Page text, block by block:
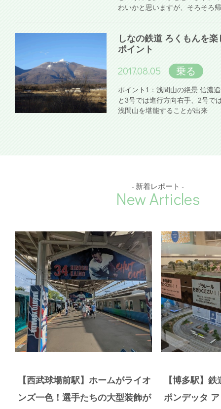
わいかと思いますが、そろそろ
しなの鉄道 ろくもんを
ポイント
2017.08.05 乗る
ポイント1：浅間山の絶景 信濃
と3号では進行方向右手、2号で
浅間山を堪能することが出来
- 新着レポート -
New Articles
【西武球場前駅】ホームがライオ
ンズ一色！選手たちの大型装飾が
【博多駅】
ポンデッタ